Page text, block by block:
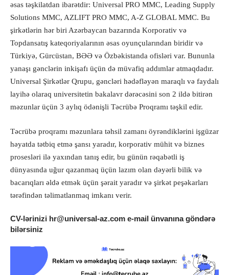
əsas təşkilatdan ibarətdir: Universal PRO MMC, Leading Supply
Solutions MMC, AZLIFT PRO MMC, A-Z GLOBAL MMC. Bu
şirkətlərin hər biri Azərbaycan bazarında Korporativ və
Topdansatış kateqoriyalarının əsas oyunçularından biridir və
Türkiyə, Gürcüstan, BƏƏ və Özbəkistanda ofisləri var. Bununla
yanaşı gənclərin inkişafı üçün də müvafiq addımlar atmaqdadır.
Universal Şirkətlər Qrupu, gəncləri hədəfləyən maraqlı və faydalı
layihə olaraq universitetin bakalavr dərəcəsini son 2 ildə bitirən
məzunlar üçün 3 aylıq ödənişli Təcrübə Proqramı təşkil edir.
Təcrübə proqramı məzunlara təhsil zamanı öyrəndiklərini işgüzar
həyatda tətbiq etmə şansı yaradır, korporativ mühit və biznes
prosesləri ilə yaxından tanış edir, bu günün rəqabətli iş
dünyasında uğur qazanmaq üçün lazım olan dəyərli bilik və
bacarıqları əldə etmək üçün şərait yaradır və şirkət peşəkarları
tərəfindən təlimatlanmaq imkanı verir.
CV-lərinizi hr@universal-az.com e-mail ünvanına göndərə
bilərsiniz